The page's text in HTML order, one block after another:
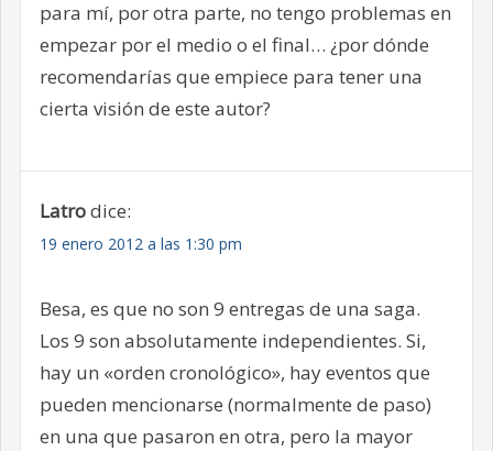
para mí, por otra parte, no tengo problemas en
empezar por el medio o el final… ¿por dónde
recomendarías que empiece para tener una
cierta visión de este autor?
Latrodice:
19 enero 2012 a las 1:30 pm
Besa, es que no son 9 entregas de una saga.
Los 9 son absolutamente independientes. Si,
hay un «orden cronológico», hay eventos que
pueden mencionarse (normalmente de paso)
en una que pasaron en otra, pero la mayor